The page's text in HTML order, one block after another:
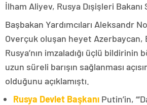
İlham Aliyev, Rusya Dışişleri Bakanı
Başbakan Yardımcıları Aleksandr
Overçuk oluşan heyet Azerbaycan,
Rusya’nın imzaladığı üçlü bildirinin
uzun süreli barışın sağlanması
olduğunu açıklamıştı.
Rusya Devlet Başkanı Putin’in,